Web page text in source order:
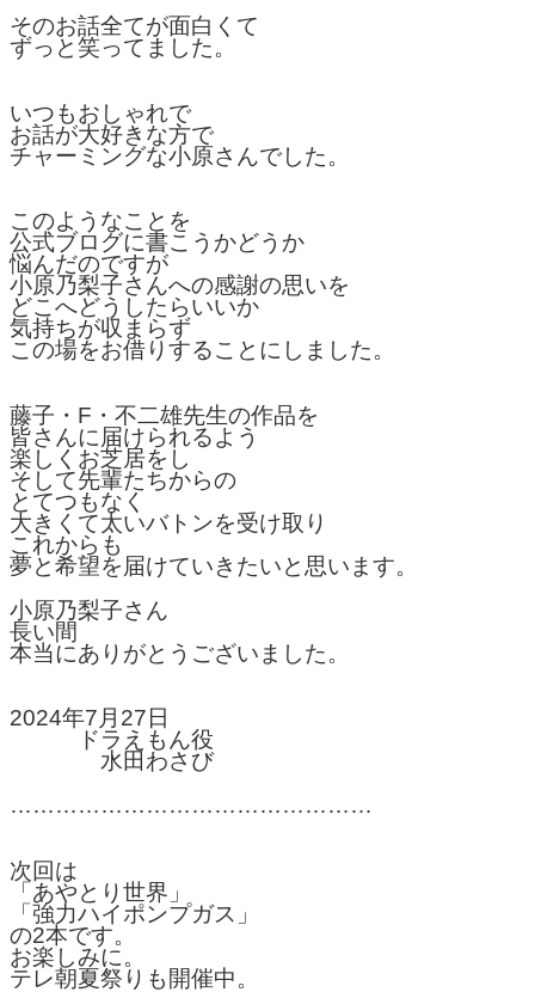
そのお話全てが面白くて
ずっと笑ってました。
いつもおしゃれで
お話が大好きな方で
チャーミングな小原さんでした。
このようなことを
公式ブログに書こうかどうか
悩んだのですが
小原乃梨子さんへの感謝の思いを
どこへどうしたらいいか
気持ちが収まらず
この場をお借りすることにしました。
藤子・F・不二雄先生の作品を
皆さんに届けられるよう
楽しくお芝居をし
そして先輩たちからの
とてつもなく
大きくて太いバトンを受け取り
これからも
夢と希望を届けていきたいと思います。
小原乃梨子さん
長い間
本当にありがとうございました。
2024年7月27日
ドラえもん役
水田わさび
…………………………………………
次回は
「あやとり世界」
「強力ハイポンプガス」
の2本です。
お楽しみに。
テレ朝夏祭りも開催中。